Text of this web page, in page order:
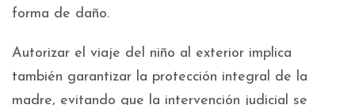
forma de daño.
Autorizar el viaje del niño al exterior implica
también garantizar la protección integral de la
madre, evitando que la intervención judicial se